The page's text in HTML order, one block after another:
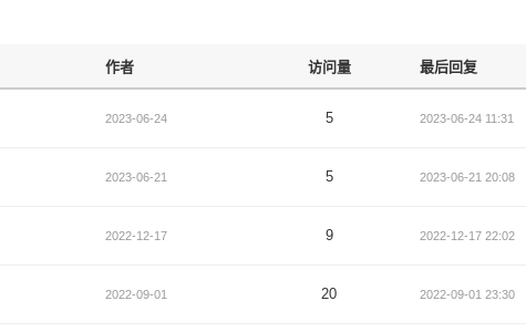
作者 访问量 最后回复
2023-06-24 5 2023-06-24 11:31
2023-06-21 5 2023-06-21 20:08
2022-12-17 9 2022-12-17 22:02
2022-09-01 20 2022-09-01 23:30